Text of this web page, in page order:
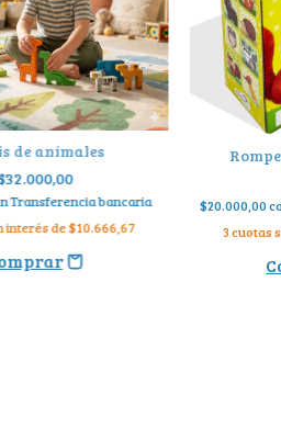
de animales
Transferencia bancaria
interés de$10.666,67
$20.000,00
3 cuotas